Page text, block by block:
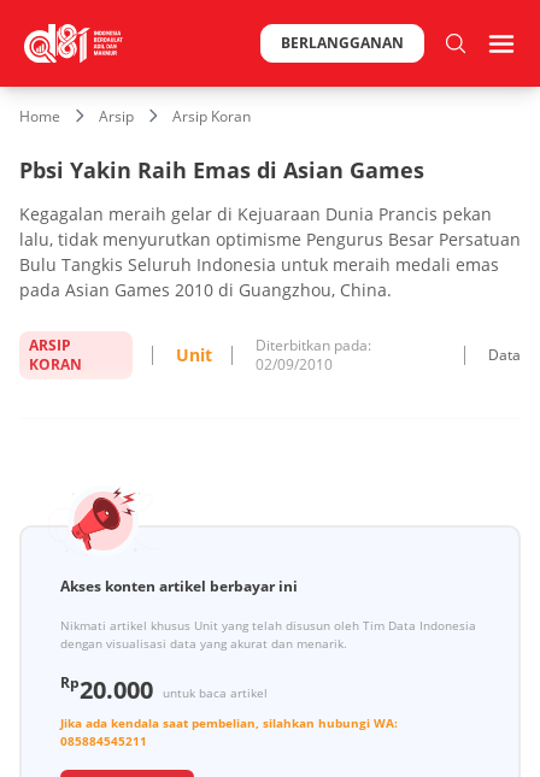
BERLANGGANAN
Home Arsip Arsip Koran
Pbsi Yakin Raih Emas di Asian Games
Kegagalan meraih gelar di Kejuaraan Dunia Prancis pekan
lalu, tidak menyurutkan optimisme Pengurus Besar Persatuan
Bulu Tangkis Seluruh Indonesia untuk meraih medali emas
pada Asian Games 2010 di Guangzhou, China.
ARSIP
KORAN
Unit
Diterbitkan pada:
02/09/2010
Data
Akses konten artikel berbayar ini
Nikmati artikel khusus Unit yang telah disusun oleh Tim Data Indonesia
dengan visualisasi data yang akurat dan menarik.
Rp20.000
untuk baca artikel
Jika ada kendala saat pembelian, silahkan hubungi WA:
085884545211